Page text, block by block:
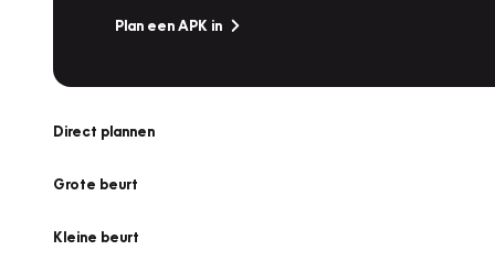
Plan een APK in
Direct plannen
Grote beurt
Kleine beurt